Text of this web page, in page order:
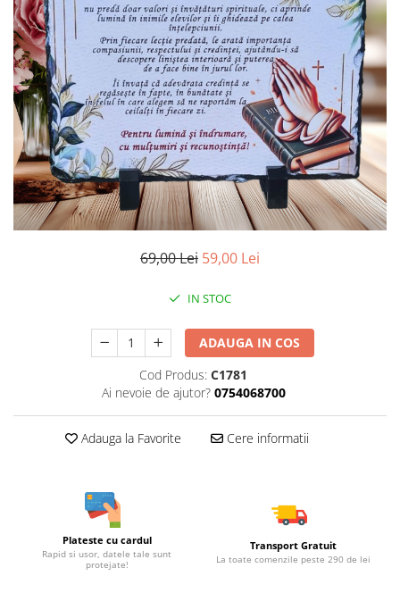
69,00 Lei 59,00 Lei
IN STOC
ADAUGA IN COS
Cod Produs: C1781
Ai nevoie de ajutor? 0754068700
Adauga la Favorite Cere informatii
Plateste cu cardul
Rapid si usor, datele tale sunt
protejate!
Transport Gratuit
La toate comenzile peste 290 de lei